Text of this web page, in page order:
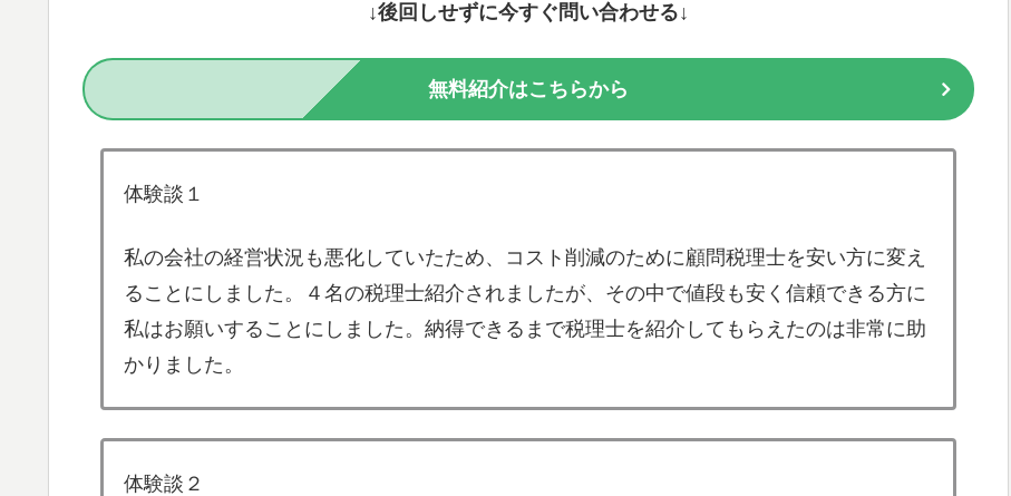
↓後回しせずに今すぐ問い合わせる↓
無料紹介はこちらから
体験談１
私の会社の経営状況も悪化していたため、コスト削減のために顧問税理士を安い方に変え
ることにしました。４名の税理士紹介されましたが、その中で値段も安く信頼できる方に
私はお願いすることにしました。納得できるまで税理士を紹介してもらえたのは非常に助
かりました。
体験談２